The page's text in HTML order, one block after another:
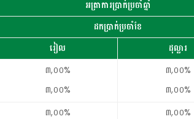
អត្រាការប្រាក់ប្រចាំឆ្នាំ
ដកប្រាក់ប្រចាំខែ
រៀល
ដុល្លារ
៣,០០%
៣,០០%
៣,០០%
៣,០០%
៣,០០%
៣,០០%